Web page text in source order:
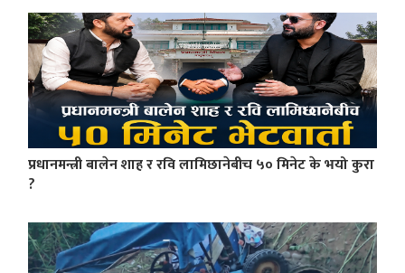
प्रधानमन्त्री बालेन शाह र रवि लामिछानेबीच ५० मिनेट के भयो कुरा
?